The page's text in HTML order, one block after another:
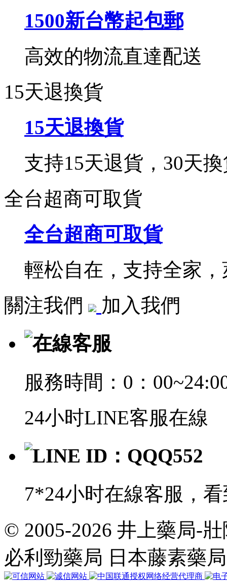
1500新台幣起包郵
高效的物流直達配送
15天退換貨
15天退換貨
支持15天退貨，30天
全台超商可取貨
全台超商可取貨
輕松自在，支持全家
關注我們
加入我們
在線客服
服務時間：0：
24小时LINE客服在線
LINE ID：QQQ552
7*24小时在線客服，
共
行
32
個
查
© 2005-2026 井上藥局-
必利勁藥局 日本藤素藥